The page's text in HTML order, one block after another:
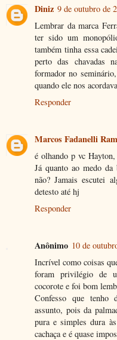
Diniz 9 de outubro de
Lembrar da marca
ter sido um
também tinha essa
perto das chavadas
formador no
quando ele nos
Responder
Marcos Fadanelli
é olhando p vc
Já quanto ao medo
não? Jamais escutei
detesto até hj
Responder
Anônimo 10 de
Incrível como coisas
foram privilégio de
cocorote e foi bom
Confesso que tenho
assunto, pois da
pura e simples dura
cachaça e é quase